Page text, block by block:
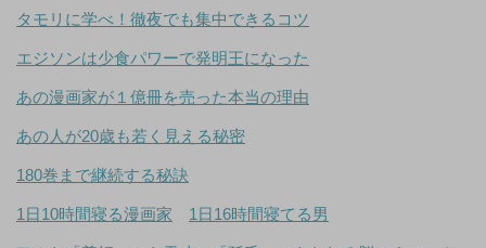
タモリに学べ！徹夜でも集中できるコツ
エジソンは少食パワーで発明王になった
あの漫画家が１億冊を売った本当の理由
あの人が20歳も若く見える秘密
180巻まで継続する秘訣
1日10時間寝る漫画家 1日16時間寝てる男